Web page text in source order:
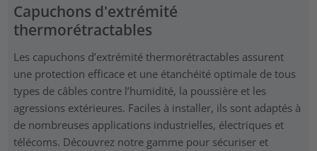
Capuchons d'extrémité
thermorétractables
Les capuchons d’extrémité thermorétractables assurent
une protection efficace et une étanchéité optimale de tous
types de câbles contre l’humidité, la poussière et les
agressions extérieures. Faciles à installer, ils sont adaptés à
de nombreuses applications industrielles, électriques et
télécoms. Découvrez notre gamme pour sécuriser et